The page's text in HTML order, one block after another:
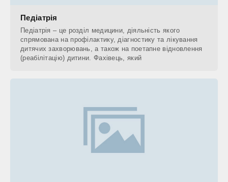
Педіатрія
Педіатрія – це розділ медицини, діяльність якого
спрямована на профілактику, діагностику та лікування
дитячих захворювань, а також на поетапне відновлення
(реабілітацію) дитини. Фахівець, який